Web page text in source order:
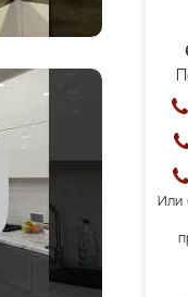
Или